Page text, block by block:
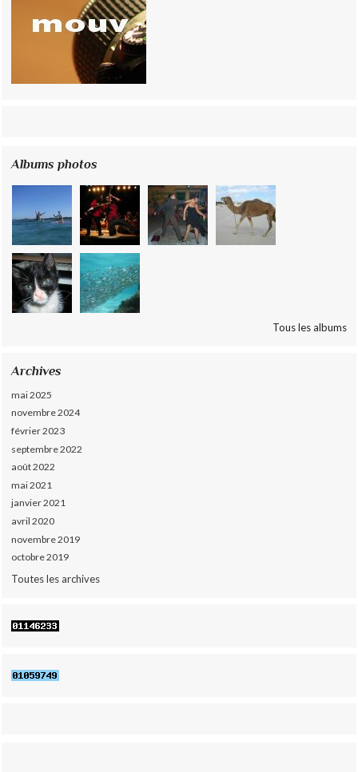
Albums photos
Tous les albums
Archives
mai 2025
novembre 2024
février 2023
septembre 2022
août 2022
mai 2021
janvier 2021
avril 2020
novembre 2019
octobre 2019
Toutes les archives